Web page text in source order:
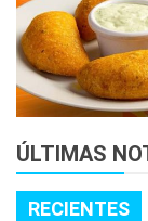
ÚLTIMAS
RECIENTES